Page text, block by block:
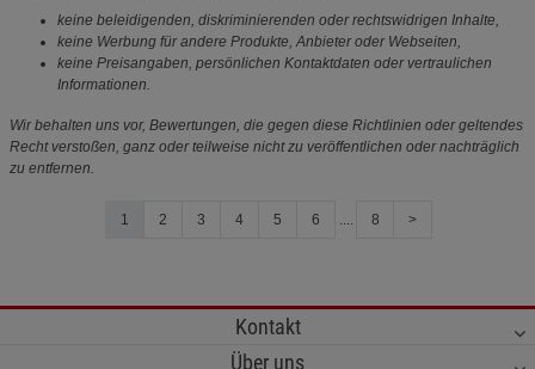
keine beleidigenden, diskriminierenden oder rechtswidrigen Inhalte,
keine Werbung für andere Produkte, Anbieter oder Webseiten,
keine Preisangaben, persönlichen Kontaktdaten oder vertraulichen
Informationen.
Wir behalten uns vor, Bewertungen, die gegen diese Richtlinien oder geltendes
Recht verstoßen, ganz oder teilweise nicht zu veröffentlichen oder nachträglich
zu entfernen.
1 2 3 4 5 6 .... 8 >
Kontakt
Über uns